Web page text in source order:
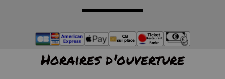
Horaires d'ouverture